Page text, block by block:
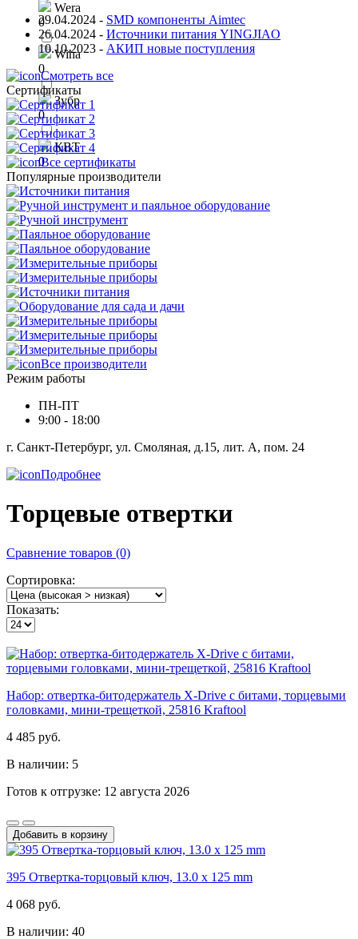
Wera
0
Wiha
0
Зубр
0
КВТ
0
29.04.2024 - SMD компоненты Aimtec
26.04.2024 - Источники питания YINGJIAO
10.10.2023 - АКИП новые поступления
Смотреть все
Сертификаты
Все сертификаты
Популярные производители
Все производители
Режим работы
ПН-ПТ
9:00 - 18:00
г. Санкт-Петербург, ул. Смоляная, д.15, лит. А, пом. 24
Подробнее
Торцевые отвертки
Сравнение товаров (0)
Сортировка:
Показать:
Набор: отвертка-битодержатель X-Drive с битами, торцевыми
головками, мини-трещеткой, 25816 Kraftool
4 485 руб.
В наличии: 5
Готов к отгрузке: 12 августа 2026
Добавить в корзину
395 Отвертка-торцовый ключ, 13.0 x 125 mm
4 068 руб.
В наличии: 40